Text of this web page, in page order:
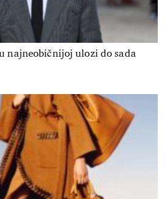
najneobičnijoj ulozi do sada